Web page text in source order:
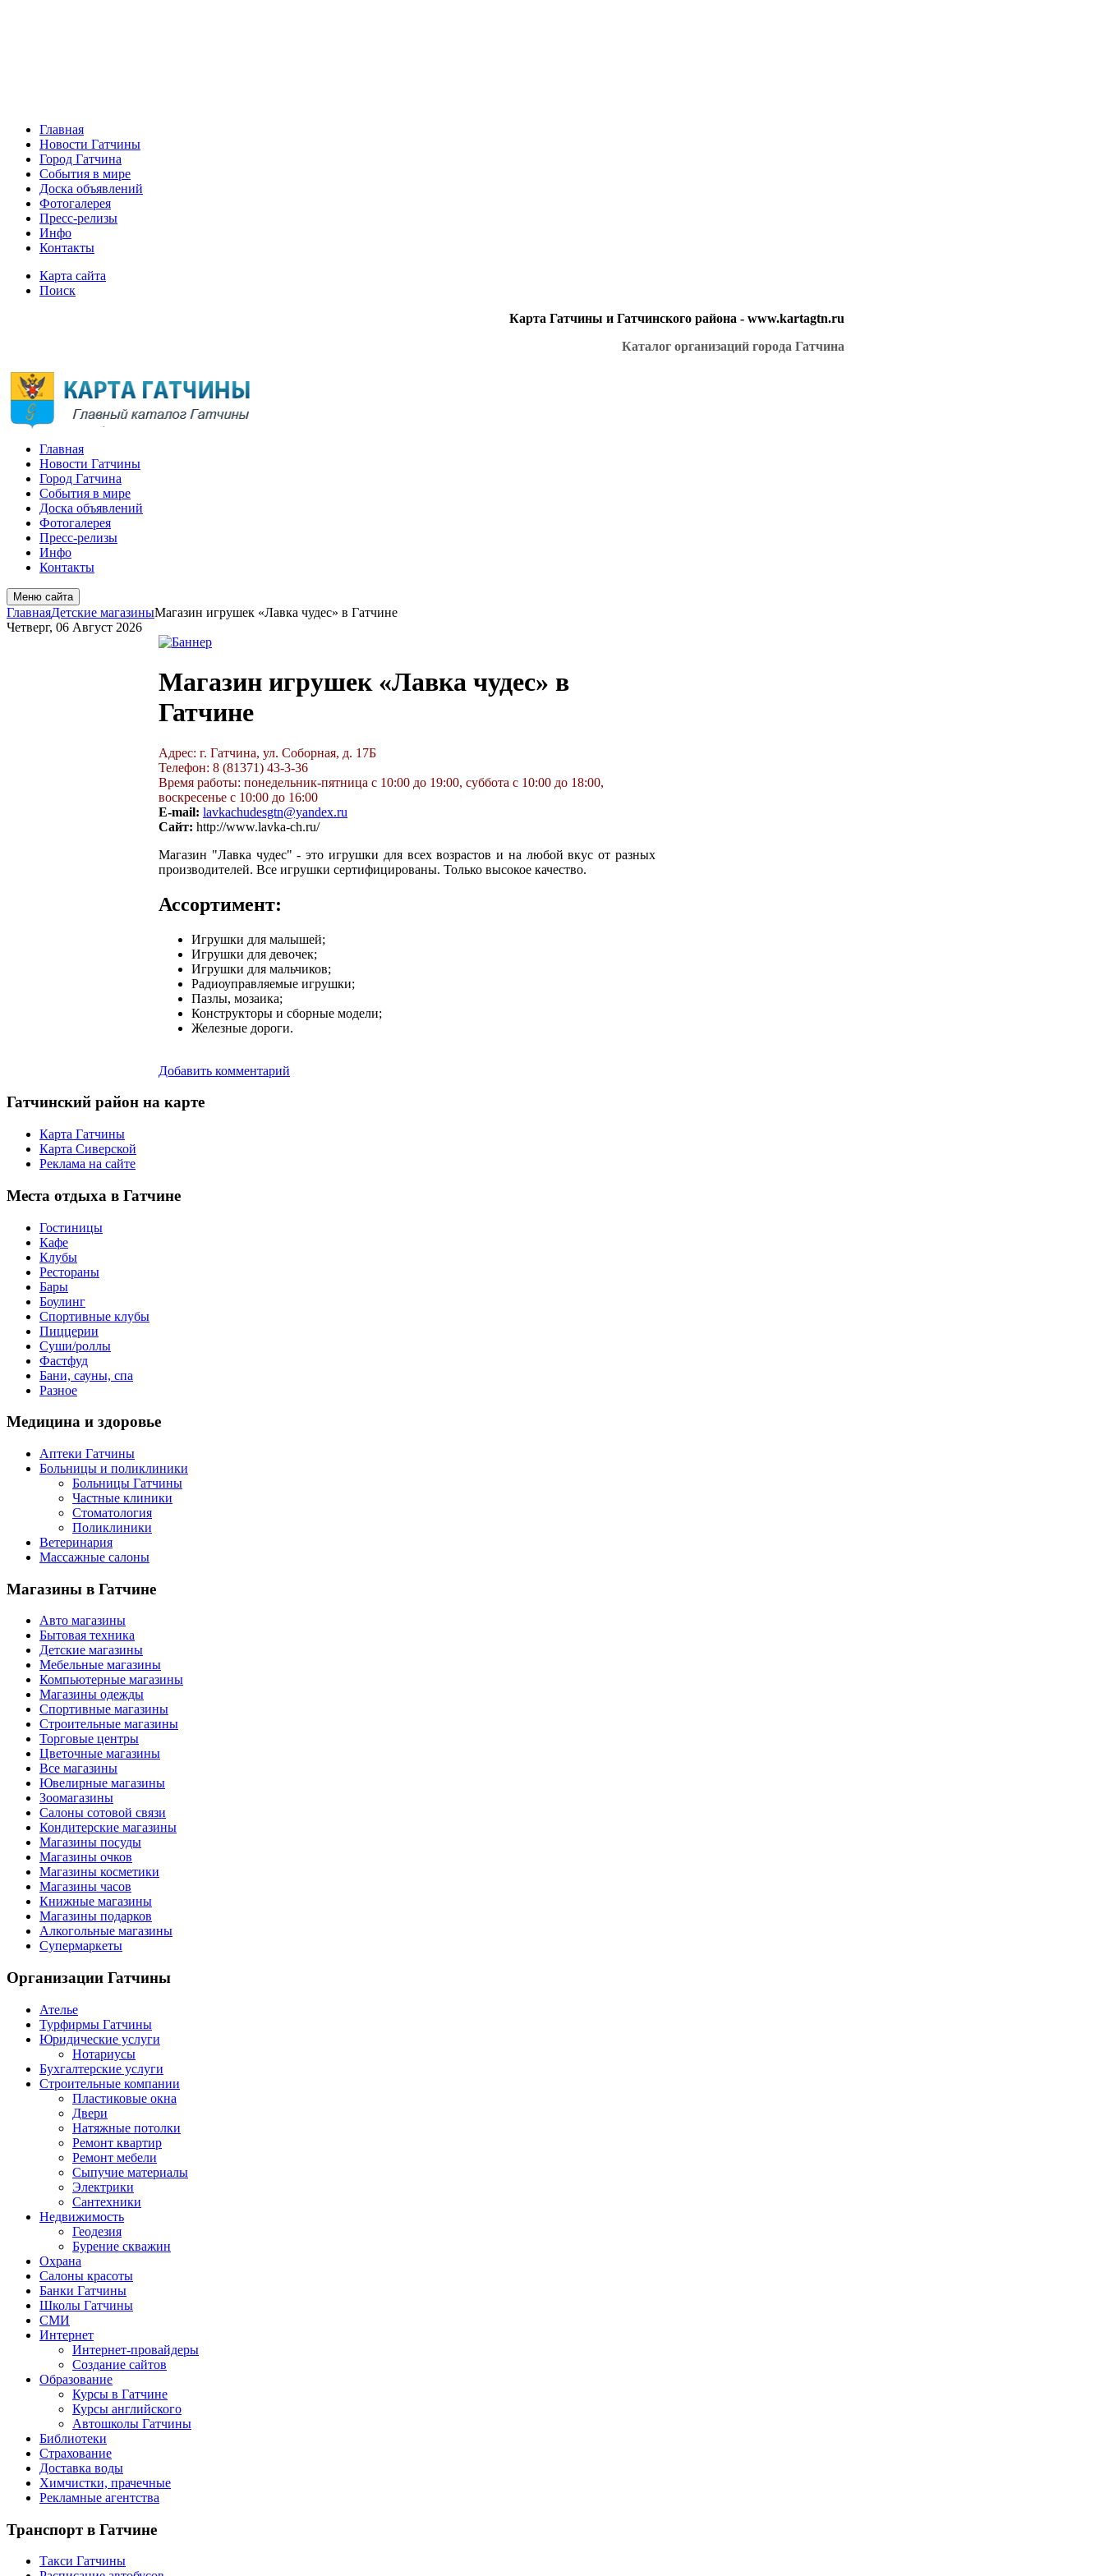
Главная
Новости Гатчины
Город Гатчина
События в мире
Доска объявлений
Фотогалерея
Пресс-релизы
Инфо
Контакты
Карта сайта
Поиск
Карта Гатчины и Гатчинского района - www.kartagtn.ru
Каталог организаций города Гатчина
Главная
Новости Гатчины
Город Гатчина
События в мире
Доска объявлений
Фотогалерея
Пресс-релизы
Инфо
Контакты
Меню сайта
ГлавнаяДетские магазиныМагазин игрушек «Лавка чудес» в Гатчине
Четверг, 06 Август 2026
Магазин игрушек «Лавка чудес» в
Гатчине
Адрес: г. Гатчина, ул. Соборная, д. 17Б
Телефон: 8 (81371) 43-3-36
Время работы: понедельник-пятница с 10:00 до 19:00, суббота с 10:00 до 18:00,
воскресенье с 10:00 до 16:00
E-mail: lavkachudesgtn@yandex.ru
Сайт: http://www.lavka-ch.ru/
Магазин "Лавка чудес" - это игрушки для всех возрастов и на любой вкус от разных
производителей. Все игрушки сертифицированы. Только высокое качество.
Ассортимент:
Игрушки для малышей;
Игрушки для девочек;
Игрушки для мальчиков;
Радиоуправляемые игрушки;
Пазлы, мозаика;
Конструкторы и сборные модели;
Железные дороги.
Добавить комментарий
Гатчинский район на карте
Карта Гатчины
Карта Сиверской
Реклама на сайте
Места отдыха в Гатчине
Гостиницы
Кафе
Клубы
Рестораны
Бары
Боулинг
Спортивные клубы
Пиццерии
Суши/роллы
Фастфуд
Бани, сауны, спа
Разное
Медицина и здоровье
Аптеки Гатчины
Больницы и поликлиники
Больницы Гатчины
Частные клиники
Стоматология
Поликлиники
Ветеринария
Массажные салоны
Магазины в Гатчине
Авто магазины
Бытовая техника
Детские магазины
Мебельные магазины
Компьютерные магазины
Магазины одежды
Спортивные магазины
Строительные магазины
Торговые центры
Цветочные магазины
Все магазины
Ювелирные магазины
Зоомагазины
Салоны сотовой связи
Кондитерские магазины
Магазины посуды
Магазины очков
Магазины косметики
Магазины часов
Книжные магазины
Магазины подарков
Алкогольные магазины
Супермаркеты
Организации Гатчины
Ателье
Турфирмы Гатчины
Юридические услуги
Нотариусы
Бухгалтерские услуги
Строительные компании
Пластиковые окна
Двери
Натяжные потолки
Ремонт квартир
Ремонт мебели
Сыпучие материалы
Электрики
Сантехники
Недвижимость
Геодезия
Бурение скважин
Охрана
Салоны красоты
Банки Гатчины
Школы Гатчины
СМИ
Интернет
Интернет-провайдеры
Создание сайтов
Образование
Курсы в Гатчине
Курсы английского
Автошколы Гатчины
Библиотеки
Страхование
Доставка воды
Химчистки, прачечные
Рекламные агентства
Транспортв Гатчине
Такси Гатчины